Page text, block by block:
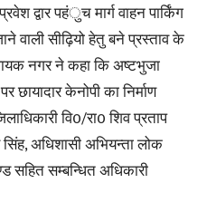
द्वार पहंुच मार्ग वाहन पार्किंग
वाली सीढ़ियो हेतु बने प्रस्ताव के
नगर ने कहा कि अष्टभुजा
छायादार केनोपी का निर्माण
वि0/रा0 शिव प्रताप
अधिशासी अभियन्ता लोक
सहित सम्बन्धित अधिकारी